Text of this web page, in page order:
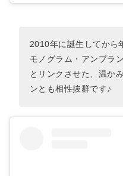
2010年に誕生してから
モノグラム・アンプラ
とリンクさせた、温か
ンとも相性抜群です♪